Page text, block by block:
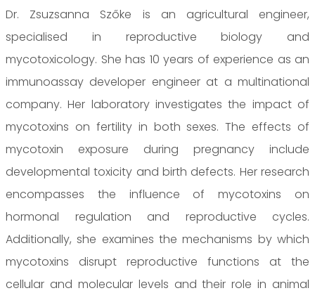
Dr. Zsuzsanna Szőke is an agricultural engineer,
specialised in reproductive biology and
mycotoxicology. She has 10 years of experience as an
immunoassay developer engineer at a multinational
company. Her laboratory investigates the impact of
mycotoxins on fertility in both sexes. The effects of
mycotoxin exposure during pregnancy include
developmental toxicity and birth defects. Her research
encompasses the influence of mycotoxins on
hormonal regulation and reproductive cycles.
Additionally, she examines the mechanisms by which
mycotoxins disrupt reproductive functions at the
cellular and molecular levels and their role in animal